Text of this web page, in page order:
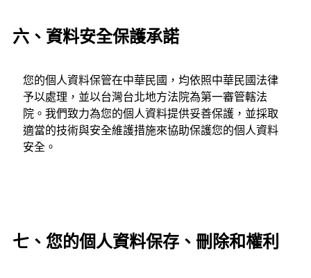
六、資料安全保護承諾
您的個人資料保管在中華民國，均依照中華民國法律
予以處理，並以台灣台北地方法院為第一審管轄法
院。我們致力為您的個人資料提供妥善保護，並採取
適當的技術與安全維護措施來協助保護您的個人資料
安全。
七、您的個人資料保存、刪除和權利